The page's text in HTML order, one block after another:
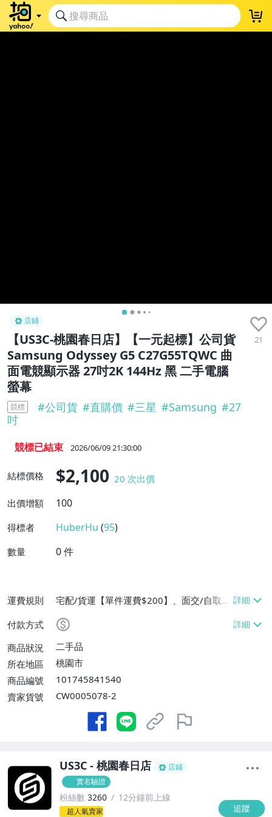
店鋪
【US3C-桃園春日店】【一元起標】公司貨
Samsung Odyssey G5 C27G55TQWC 曲
面電競顯示器 27吋2K 144Hz 黑 二手電腦
螢幕
21
競標 #公司貨 #直購價 #三星 #Samsung #27
吋
競標已結束 2026/06/09 21:30:00
結標價格 $2,100 20 次出價
出價增額
100
得標者 HuberHu (95)
數量 0件
運費規則
宅配/貨運【單件運費$200】、面交/自取/
不寄送【免運費】
付款方式
商品狀況
二手品
所在地區
桃園市
商品編號
101745841540
賣家貨號
CW0005078-2
US3C - 桃園春日店
店鋪
實名驗證
粉絲數 3260 12分鐘前上線
超人氣賣家 追蹤